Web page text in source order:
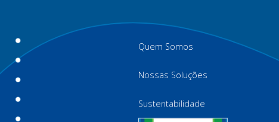
Quem Somos
Nossas Soluções
Sustentabilidade